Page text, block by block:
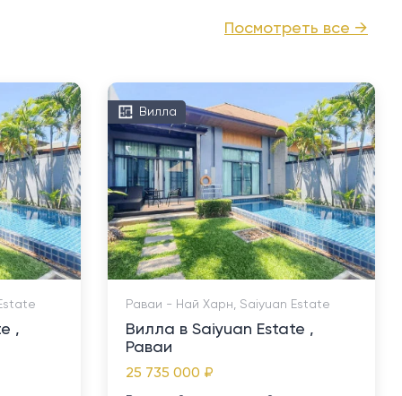
Посмотреть все →
,
Вилла
Раваи - Най Харн, Saiyuan Estate
Вилла в Saiyuan Estate ,
Раваи
25 735 000 ₽